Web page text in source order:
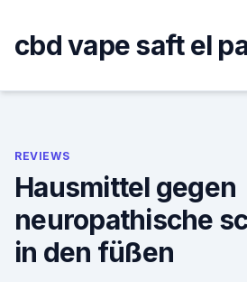
content
cbd vape saft el
REVIEWS
Hausmittel gegen
neuropathische
in den füßen